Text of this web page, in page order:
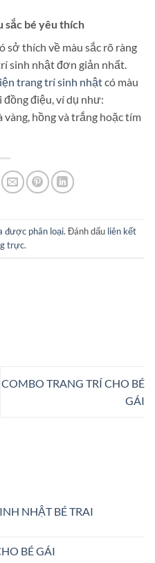
sắc bé yêu thích
sở thích về màu sắc rõ ràng
sinh nhật đơn giản nhất.
trang trí sinh nhậtcó màu
điệu, ví dụ như:
hồng và trắng hoặc tím
được phân loại. Đánh dấu liên kết
trực.
COMBO TRANG TRÍ CHO BÉ
GÁI
NHẬT BÉ TRAI
BÉ GÁI